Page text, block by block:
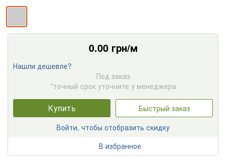
0.00грн/м
Нашли дешевле?
Под заказ
*точный срок уточните у менеджера
Купить
Быстрый заказ
Войти, чтобы отобразить скидку
В избранное